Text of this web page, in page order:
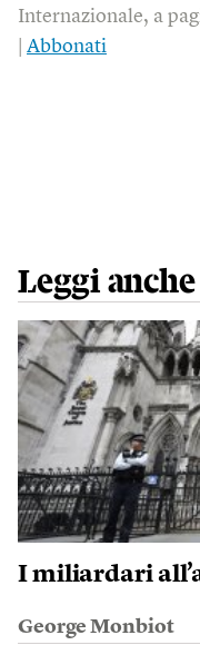
Internazionale, a
Abbonati
Leggi anche
I miliardari
George Monbiot